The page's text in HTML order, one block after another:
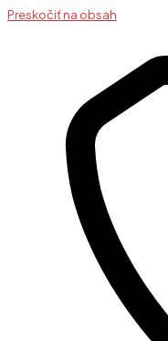
Preskočiť na obsah